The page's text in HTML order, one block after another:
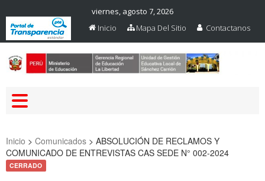
viernes, agosto 7, 2026
Inicio
Mapa Del Sitio Contactanos
Inicio > Comunicados > ABSOLUCIÓN DE RECLAMOS Y
COMUNICADO DE ENTREVISTAS CAS SEDE N° 002-2024
CERRADO